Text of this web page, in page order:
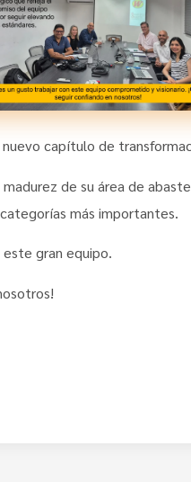
nuevo capítulo de
de su área de
más importantes.
gran equipo.